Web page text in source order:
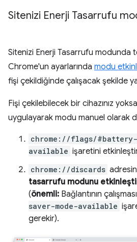
Sitenizi Enerji Tasarrufu
Sitenizi Enerji Tasarrufu modunda
Chrome'un ayarlarında modu
fişi çekildiğinde çalışacak şekilde
Fişi çekilebilecek bir cihazınız
uygulayarak modu manuel olarak
chrome://flags/#battery-
available işaretini
chrome://discards
tasarrufu modunu
(önemli: Bağlantının
saver-mode-available
gerekir).